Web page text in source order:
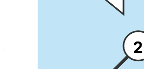
Diese Vorlage einer grundlegenden
– Visualisierung der Customer Journey, die
Produkt oder einer Dienstleistung durchläuft.
– Abbildung verschiedener